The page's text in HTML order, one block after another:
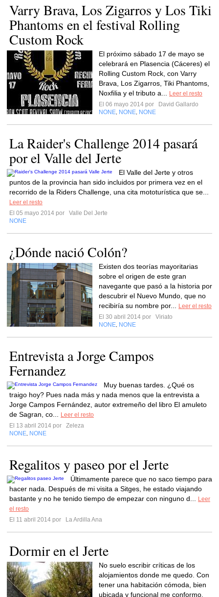
Varry Brava, Los Zigarros y Los Tiki
Phantoms en el festival Rolling
Custom Rock
El próximo sábado 17 de mayo se
celebrará en Plasencia (Cáceres) el
Rolling Custom Rock, con Varry
Brava, Los Zigarros, Tiki Phantoms,
Noxfilia y el tributo a...
Leer el resto
El 06 mayo 2014 por
David Gallardo
NONE NONE NONE
La Raider's Challenge 2014 pasará
por el Valle del Jerte
El Valle del Jerte y otros
puntos de la provincia han sido incluidos por primera vez en el
recorrido de la Riders Challenge, una cita mototurística que se...
Leer el resto
El 05 mayo 2014 por
Valle Del Jerte
NONE
¿Dónde nació Colón?
Existen dos teorías mayoritarias
sobre el origen de este gran
navegante que pasó a la historia por
descubrir el Nuevo Mundo, que no
recibiría su nombre por...
Leer el resto
El 30 abril 2014 por
Viriato
NONE NONE
Entrevista a Jorge Campos
Fernandez
Muy buenas tardes. ¿Qué os
traigo hoy? Pues nada más y nada menos que la entrevista a
Jorge Campos Fernández, autor extremeño del libro El amuleto
de Sagran, co...
Leer el resto
El 13 abril 2014 por
Zeleza
NONE NONE
Regalitos y paseo por el Jerte
Últimamente parece que no saco tiempo para
hacer nada. Después de mi visita a Sitges, he estado viajando
bastante y no he tenido tiempo de empezar con ninguno d...
Leer
el resto
El 11 abril 2014 por
La Ardilla Ana
Dormir en el Jerte
No suelo escribir críticas de los
alojamientos donde me quedo. Con
tener una habitación cómoda, bien
ubicada y funcional me conformo.